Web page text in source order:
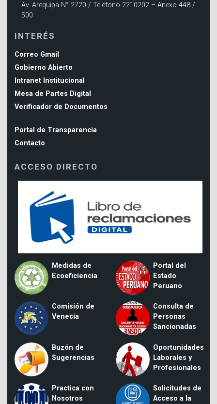
Av. Arequipa N° 2720 / Teléfono 2210202 – Anexo 448 /
500
INTERÉS
Correo Gmail
Gobierno Abierto
Intranet Institucional
Mesa de Partes Digital
Verificador de Documentos
Portal de Transparencia
Contacto
ACCESO DIRECTO
Medidas de
Ecoeficiencia
Portal del
Estado
Peruano
Comisión de
Venecia
Consulta de
Personas
Sancionadas
Buzón de
Sugerencias
Oportunidades
Laborales y
Profesionales
Practica con
Nosotros
Solicitudes de
Acceso a la